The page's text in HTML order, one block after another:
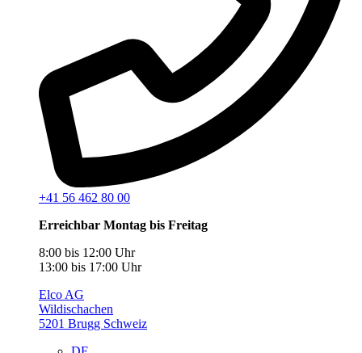
+41 56 462 80 00
Erreichbar Montag bis Freitag
8:00 bis 12:00 Uhr
13:00 bis 17:00 Uhr
Elco AG
Wildischachen
5201 Brugg Schweiz